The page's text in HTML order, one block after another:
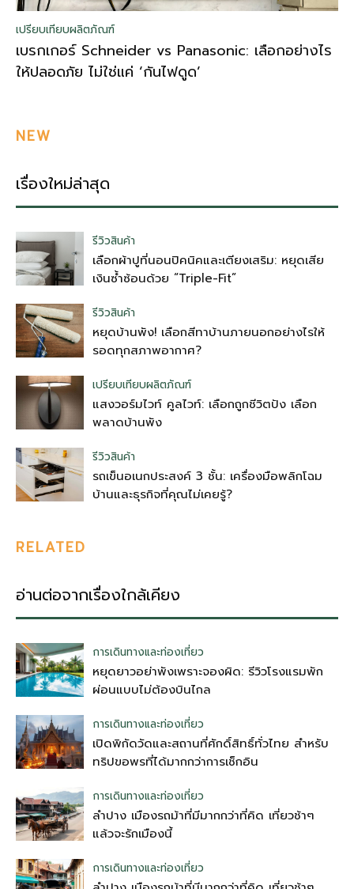
เปรียบเทียบผลิตภัณฑ์
เบรกเกอร์ Schneider vs Panasonic: เลือกอย่างไร
ให้ปลอดภัย ไม่ใช่แค่ ‘กันไฟดูด’
NEW
เรื่องใหม่ล่าสุด
รีวิวสินค้า
เลือกผ้าปูที่นอนปิคนิคและเตียงเสริม: หยุดเสีย
เงินซ้ำซ้อนด้วย “Triple-Fit”
รีวิวสินค้า
หยุดบ้านพัง! เลือกสีทาบ้านภายนอกอย่างไรให้
รอดทุกสภาพอากาศ?
เปรียบเทียบผลิตภัณฑ์
แสงวอร์มไวท์ คูลไวท์: เลือกถูกชีวิตปัง เลือก
พลาดบ้านพัง
รีวิวสินค้า
รถเข็นอเนกประสงค์ 3 ชั้น: เครื่องมือพลิกโฉม
บ้านและธุรกิจที่คุณไม่เคยรู้?
RELATED
อ่านต่อจากเรื่องใกล้เคียง
การเดินทางและท่องเที่ยว
หยุดยาวอย่าพังเพราะจองผิด: รีวิวโรงแรมพัก
ผ่อนแบบไม่ต้องบินไกล
การเดินทางและท่องเที่ยว
เปิดพิกัดวัดและสถานที่ศักดิ์สิทธิ์ทั่วไทย สำหรับ
ทริปขอพรที่ได้มากกว่าการเช็กอิน
การเดินทางและท่องเที่ยว
ลำปาง เมืองรถม้าที่มีมากกว่าที่คิด เที่ยวช้าๆ
แล้วจะรักเมืองนี้
การเดินทางและท่องเที่ยว